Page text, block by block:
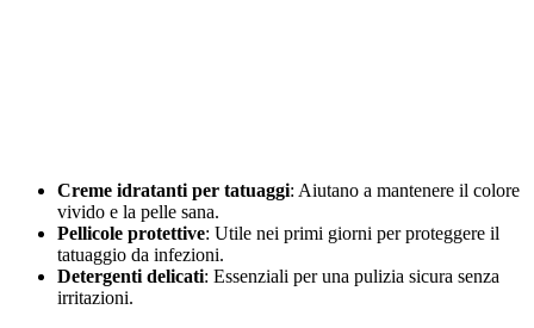
Creme idratanti per tatuaggi: Aiutano a mantenere il colore
vivido e la pelle sana.
Pellicole protettive: Utile nei primi giorni per proteggere il
tatuaggio da infezioni.
Detergenti delicati: Essenziali per una pulizia sicura senza
irritazioni.